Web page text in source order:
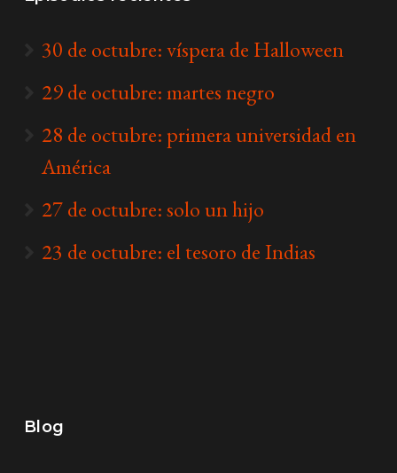
30 de octubre: víspera de Halloween
29 de octubre: martes negro
28 de octubre: primera universidad en
América
27 de octubre: solo un hijo
23 de octubre: el tesoro de Indias
Blog